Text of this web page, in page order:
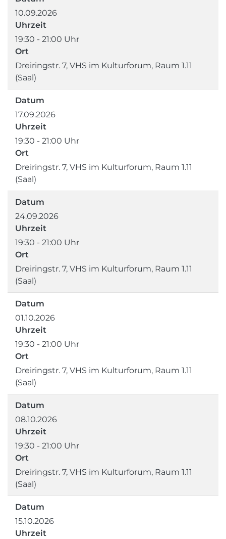
10.09.2026
Uhrzeit
19:30 - 21:00 Uhr
Ort
Dreiringstr. 7, VHS im Kulturforum, Raum 1.11
(Saal)
Datum
17.09.2026
Uhrzeit
19:30 - 21:00 Uhr
Ort
Dreiringstr. 7, VHS im Kulturforum, Raum 1.11
(Saal)
Datum
24.09.2026
Uhrzeit
19:30 - 21:00 Uhr
Ort
Dreiringstr. 7, VHS im Kulturforum, Raum 1.11
(Saal)
Datum
01.10.2026
Uhrzeit
19:30 - 21:00 Uhr
Ort
Dreiringstr. 7, VHS im Kulturforum, Raum 1.11
(Saal)
Datum
08.10.2026
Uhrzeit
19:30 - 21:00 Uhr
Ort
Dreiringstr. 7, VHS im Kulturforum, Raum 1.11
(Saal)
Datum
15.10.2026
Uhrzeit